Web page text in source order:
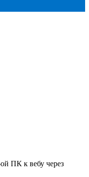
ПК к вебу через